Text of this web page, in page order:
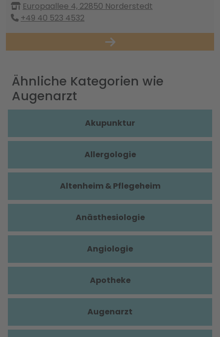
Europaallee 4, 22850 Norderstedt
+49 40 523 4532
Ähnliche Kategorien wie
Augenarzt
Akupunktur
Allergologie
Altenheim & Pflegeheim
Anästhesiologie
Angiologie
Apotheke
Augenarzt